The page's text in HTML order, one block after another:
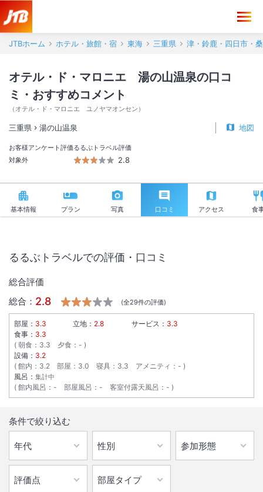
JTBホーム ホテル・旅館・宿 東海 三重県 津・鈴鹿・四日市・
オテル・ド・マロニエ 湯の山温泉の口コ
ミ・おすすめコメント
（ オテル・ド・マロニエ ユノヤマオンセン ）
三重県 湯の山温泉 地図
お客様アンケート評価
対象外
るるぶトラベル評価
2.8
基本情報 プラン 写真 口コミ アクセス 食
開湯1300年を迎えた名湯【湯の山温泉】。和会席はリピーター様にも
好評★三重観光の拠点にもオススメ！新型ウィルス対策実施中
るるぶトラベルでの評価・口コミ
総合評価
総合： 2.8 (全29件の評価)
部屋： 3.3 立地： 2.8 サービス： 3.3
食事： 3.3
朝食 ： 3.3 夕食 ： -
設備： 3.2
館内 ： 3.2 部屋 ： 3.0 寝具 ： 3.3 アメニティ ： -
風呂： 集計中
館内風呂 ： - 部屋風呂 ： - 客室付露天風呂 ： -
条件で絞り込む